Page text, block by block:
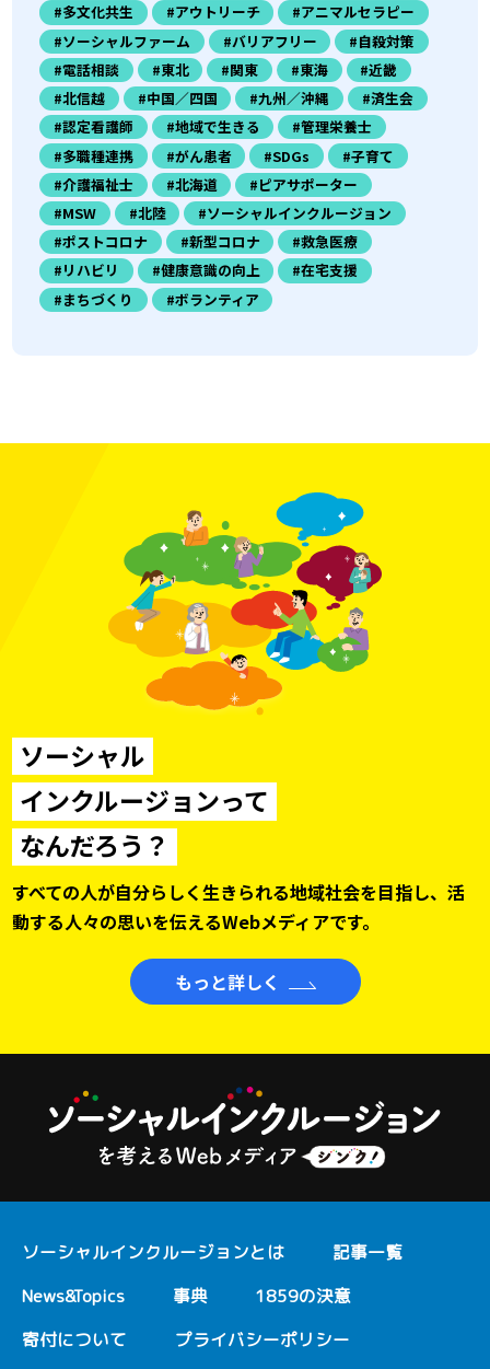
#多文化共生
#アウトリーチ
#アニマルセラピー
#ソーシャルファーム
#バリアフリー
#自殺対策
#電話相談
#東北 #関東 #東海
#近畿
#北信越
#中国／四国 #九州／沖縄
#済生会
#認定看護師
#地域で生きる
#管理栄養士
#多職種連携
#がん患者 #SDGs
#子育て
#介護福祉士
#北海道
#ピアサポーター
#MSW
#北陸
#ソーシャルインクルージョン
#ポストコロナ
#新型コロナ
#救急医療
#リハビリ
#健康意識の向上
#在宅支援
#まちづくり
#ボランティア
ソーシャル
インクルージョンって
なんだろう？
すべての人が自分らしく生きられる地域社会を目指し、活
動する人々の思いを伝えるWebメディアです。
もっと詳しく
ソーシャルインクルージョンとは
記事一覧
News&Topics
事典
1859の決意
寄付について
プライバシーポリシー